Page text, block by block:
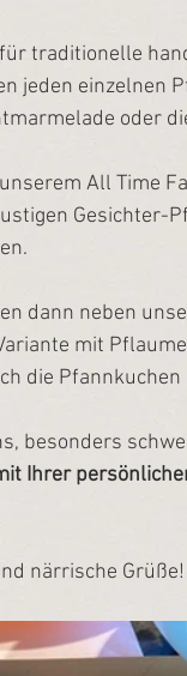
traditionelle
jeden einzelnen
oder
All Time
Gesichter-
dann neben
mit
die
besonders
Ihrer
närrische Grüße!